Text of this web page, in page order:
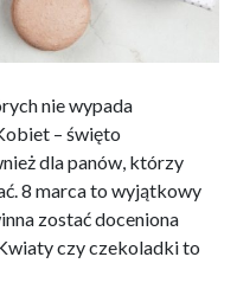
nie wypada
– święto
dla panów, którzy
8 marca to wyjątkowy
zostać doceniona
czy czekoladki to